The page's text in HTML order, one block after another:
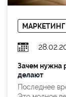
МАРКЕТИНГ
Зачем нужна
делают
Последнее